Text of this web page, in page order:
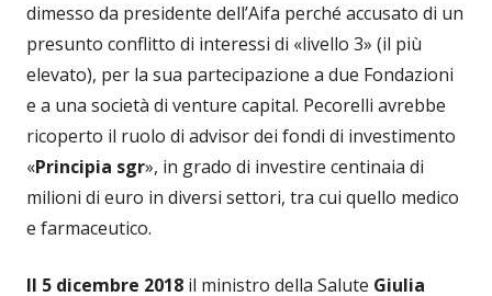
dimesso da presidente dell’Aifa perché accusato di un
presunto conflitto di interessi di «livello 3» (il più
elevato), per la sua partecipazione a due Fondazioni
e a una società di venture capital. Pecorelli avrebbe
ricoperto il ruolo di advisor dei fondi di investimento
«Principia sgr», in grado di investire centinaia di
milioni di euro in diversi settori, tra cui quello medico
e farmaceutico.
Il 5 dicembre 2018 il ministro della Salute Giulia